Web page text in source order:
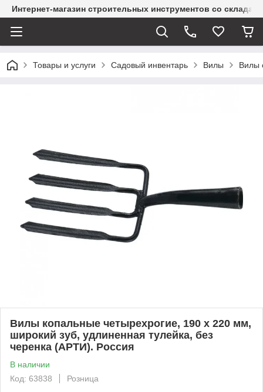
Интернет-магазин строительных инструментов со склада
Товары и услуги Садовый инвентарь Вилы Вилы
Вилы копальные четырехрогие, 190 х 220 мм,
широкий зуб, удлиненная тулейка, без
черенка (АРТИ). Россия
В наличии
Код: 63838
Розница